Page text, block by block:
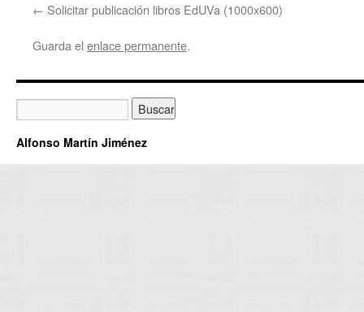
Solicitar publicación libros EdUVa (1000x600)
Guarda el enlace permanente.
Alfonso Martín Jiménez